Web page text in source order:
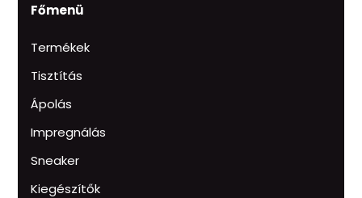
Főmenü
Termékek
Tisztítás
Ápolás
Impregnálás
Sneaker
Kiegészítők